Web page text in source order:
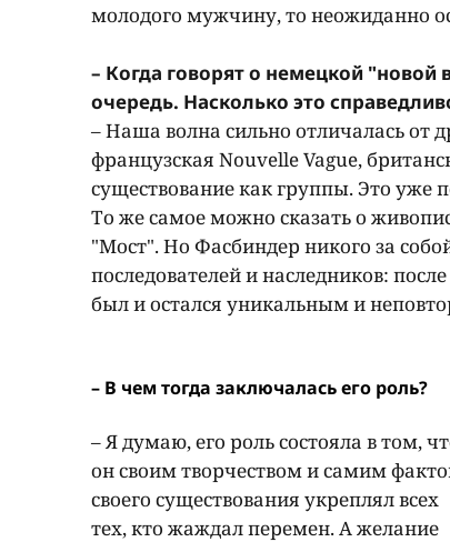
молодого мужчину, то неожиданно
– Когда говорят о немецкой
очередь. Насколько это
– Наша волна сильно отличалась от
французская Nouvelle Vague,
существование как группы. Это уже
То же самое можно сказать о
"Мост". Но Фасбиндер никого за
последователей и наследников:
был и остался уникальным и
– В чем тогда заключалась его роль?
– Я думаю, его роль состояла в том,
он своим творчеством и самим
своего существования укреплял всех
тех, кто жаждал перемен. А желание